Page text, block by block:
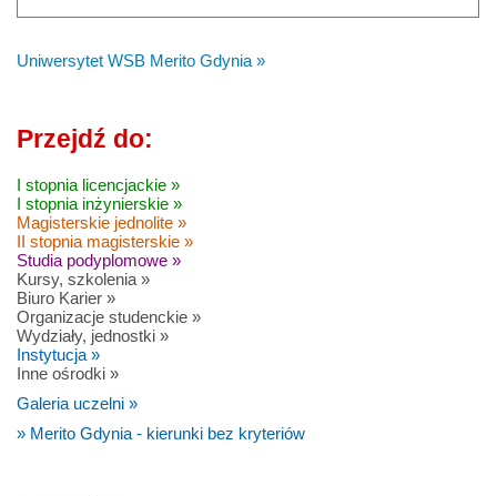
Uniwersytet WSB Merito Gdynia »
Przejdź do:
I stopnia licencjackie »
I stopnia inżynierskie »
Magisterskie jednolite »
II stopnia magisterskie »
Studia podyplomowe »
Kursy, szkolenia »
Biuro Karier »
Organizacje studenckie »
Wydziały, jednostki »
Instytucja »
Inne ośrodki »
Galeria uczelni »
» Merito Gdynia - kierunki bez kryteriów